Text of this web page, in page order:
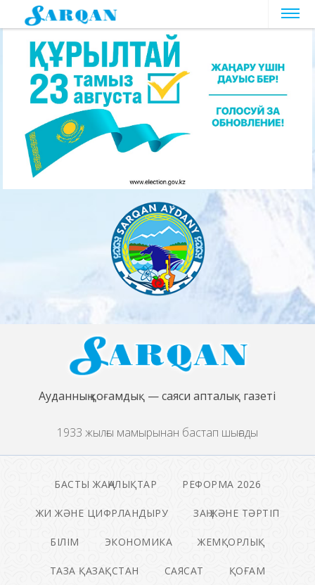
Ауданның қоғамдық — саяси апталық газеті
1933 жылғы мамырынан бастап шығады
БАСТЫ ЖАҢАЛЫҚТАР РЕФОРМА 2026
ЖИ ЖӘНЕ ЦИФРЛАНДЫРУ ЗАҢ ЖӘНЕ ТӘРТІП
БІЛІМ ЭКОНОМИКА ЖЕМҚОРЛЫҚ
ТАЗА ҚАЗАҚСТАН САЯСАТ ҚОҒАМ